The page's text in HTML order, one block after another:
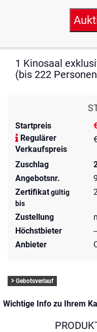
1 Kinosaal
(bis 222
Startpreis
Regulärer
Verkaufspreis
Zuschlag
Angebotsnr.
Zertifikatgültig
bis
Zustellung
Höchstbieter
Anbieter
Gebotsverlauf
Wichtige Info zu Ihrem